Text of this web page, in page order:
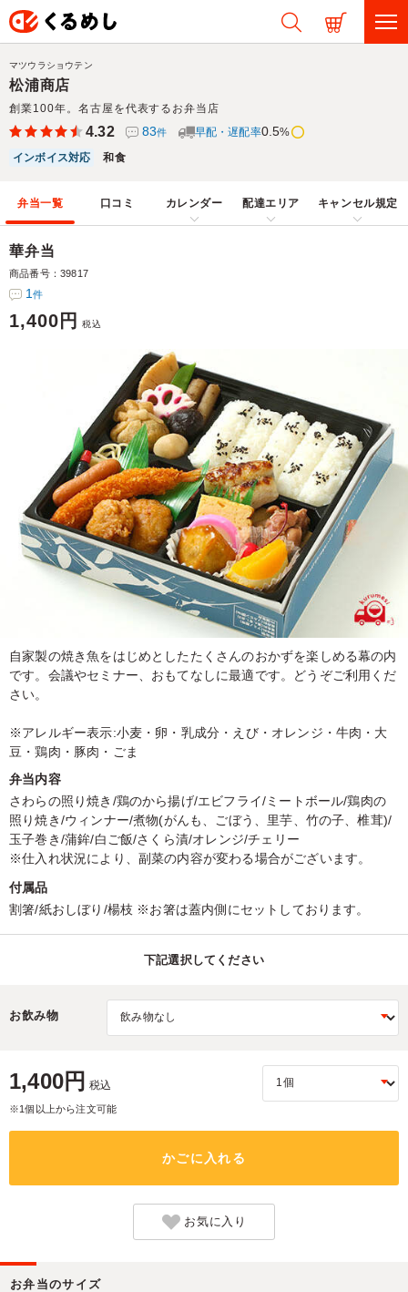
松浦商店
創業100年。名古屋を代表するお弁当店
マツウラショウテン
4.32 83件 早配・遅配率0.5%
インボイス対応
和食
弁当一覧 口コミ カレンダー 配達エリア キャンセル規定
華弁当
商品番号：39817
1件
1,400円 税込
自家製の焼き魚をはじめとしたたくさんのおかずを楽しめる幕の内
です。会議やセミナー、おもてなしに最適です。どうぞご利用くだ
さい。
※アレルギー表示:小麦・卵・乳成分・えび・オレンジ・牛肉・大
豆・鶏肉・豚肉・ごま
弁当内容
さわらの照り焼き/鶏のから揚げ/エビフライ/ミートボール/鶏肉の
照り焼き/ウィンナー/煮物(がんも、ごぼう、里芋、竹の子、椎茸)/
玉子巻き/蒲鉾/白ご飯/さくら漬/オレンジ/チェリー
※仕入れ状況により、副菜の内容が変わる場合がございます。
付属品
割箸/紙おしぼり/楊枝 ※お箸は蓋内側にセットしております。
下記選択してください
お飲み物
1,400円 税込
※1個以上から注文可能
かごに入れる
お気に入り
お弁当のサイズ